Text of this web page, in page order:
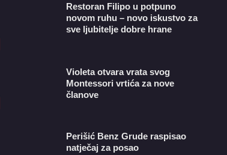
Restoran Filipo u potpuno
novom ruhu – novo iskustvo za
sve ljubitelje dobre hrane
Violeta otvara vrata svog
Montessori vrtića za nove
članove
Perišić Benz Grude raspisao
natječaj za posao